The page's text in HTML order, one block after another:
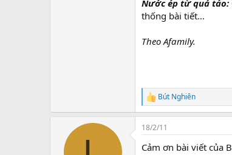
Nước ép từ quả táo:
thống bài tiết…
Theo Afamily.
R
e
a
c
i
Bút Nghiên
18/2/11
Cảm ơn bài viết của